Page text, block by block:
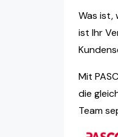
Was ist,
ist Ihr
Mit
die
Team